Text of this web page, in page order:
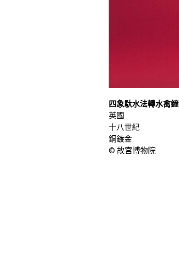
四象馱水法轉水禽鐘
英國
十八世紀
銅鍍金
© 故宮博物院